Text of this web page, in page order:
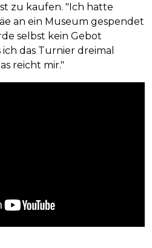
zu kaufen. "Ich hatte
an ein Museum gespendet
selbst kein Gebot
das Turnier dreimal
reicht mir."